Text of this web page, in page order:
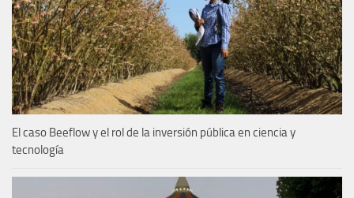
El caso Beeflow y el rol de la inversión pública en ciencia y
tecnología